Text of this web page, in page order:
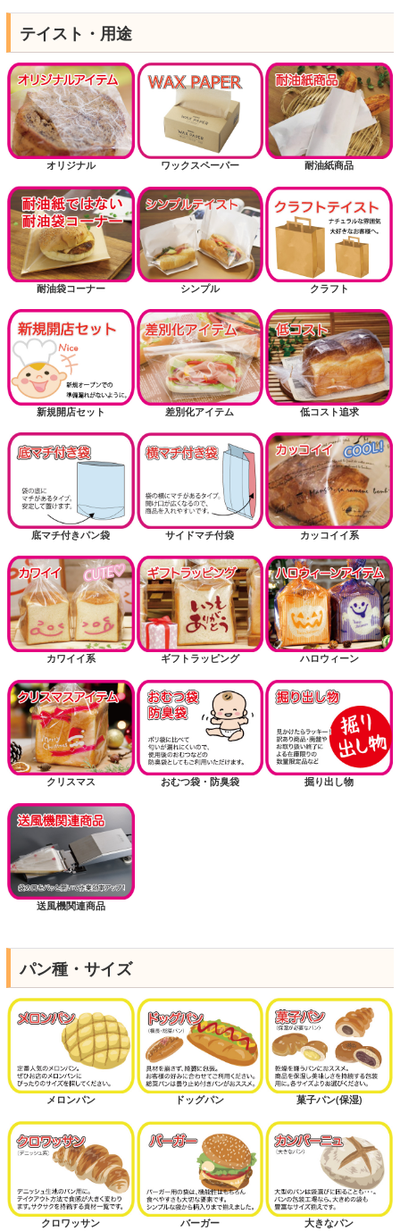
テイスト・用途
オリジナル ワックスペーパー 耐油紙商品
耐油袋コーナー シンプル クラフト
新規開店セット 差別化アイテム 低コスト追求
底マチ付きパン袋 サイドマチ付袋 カッコイイ系
カワイイ系 ギフトラッピング ハロウィーン
クリスマス おむつ袋・防臭袋 掘り出し物
送風機関連商品
パン種・サイズ
メロンパン ドッグパン 菓子パン(保湿)
クロワッサン バーガー 大きなパン